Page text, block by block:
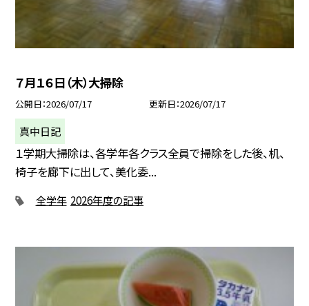
７月１６日（木）大掃除
公開日 2026/07/17 更新日 2026/07/17
真中日記
１学期大掃除は、各学年各クラス全員で掃除をした後、机、
椅子を廊下に出して、美化委...
全学年 2026年度の記事